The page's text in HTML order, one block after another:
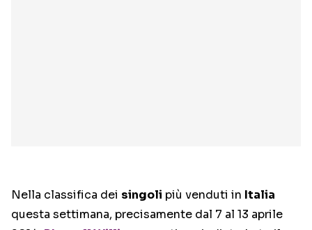
Nella classifica dei singoli più venduti in Italia
questa settimana, precisamente dal 7 al 13 aprile